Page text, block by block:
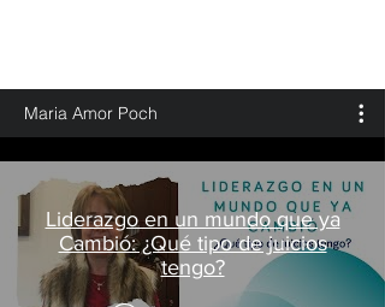
Maria Amor Poch
Liderazgo en un mundo que ya
Cambió: ¿Qué tipo de juicios
tengo?